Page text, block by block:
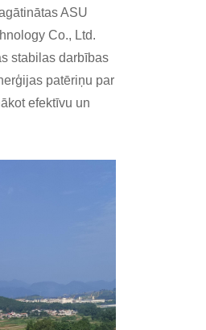
ASU
Co., Ltd.
stabilas darbības
patēriņu par
efektīvu un